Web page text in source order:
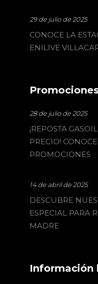
29 de julio de 2025
CONOCE LA
ENILIVE
Promociones
28 de julio de 2025
¡REPOSTA
PRECIO!
PROMOCIONES
14 de abril de 2025
DESCUBRE
ESPECIAL PARA
MADRE
Información